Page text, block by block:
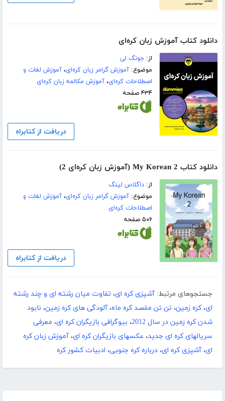
دانلود کتاب آموزش زبان کره‌ای
از:جونگ لی
موضوع:آموزش گرامر زبان کره‌ای،آموزش لغات و
اصطلاحات کره‌ای،آموزش مکالمه زبان کره‌ای
۴۳۴ صفحه
دریافت از کتابراه
دانلود کتاب My Korean 2 (آموزش زبان کره‌ای 2)
از:داگلاس لینگ
موضوع:آموزش گرامر زبان کره‌ای،آموزش لغات و
اصطلاحات کره‌ای
۵۰۶ صفحه
دریافت از کتابراه
جستجوهای مرتبط: آشپزی کره ای، تفاوت میان رشته ای و چند رشته
ای،کره زمین، تن تن مقصد کره ماه،آلودگی های کره زمین، نابود
شدن کره زمین در سال 2012
، بیوگرافی بازیگران کره ای، معرفی
سریالهای کره ای جدید، عکسهای بازیگران کره ای،آموزش زبان کره
ای،آشپزی کره ای، درباره کره جنوبی، ادبیات کشور کره